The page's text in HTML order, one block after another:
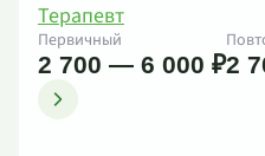
Терапевт
Первичный
2 700 — 6 000 ₽2